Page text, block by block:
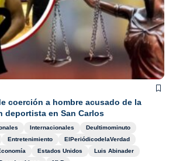
coerción a hombre acusado de la
deportista en San Carlos
Internacionales
Deultimominuto
Entretenimiento
ElPeriódicodelaVerdad
Estados Unidos
Luis Abinader